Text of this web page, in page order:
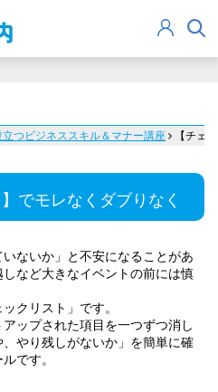
立つビジネススキル＆マナー講座 【チェ
でモレなくダブりなく
ないか」と不安になることがあ
など大きなイベントの前には慎
クリスト」です。
アップされた項目を一つずつ消し
やり残しがないか」を簡単に確
です。